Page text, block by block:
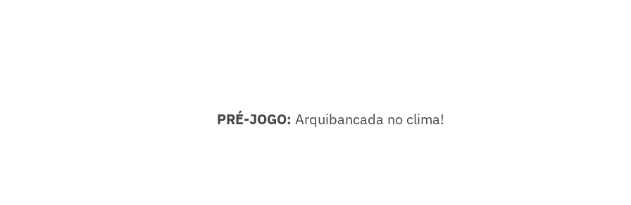
PRÉ-JOGO: Arquibancada no clima!